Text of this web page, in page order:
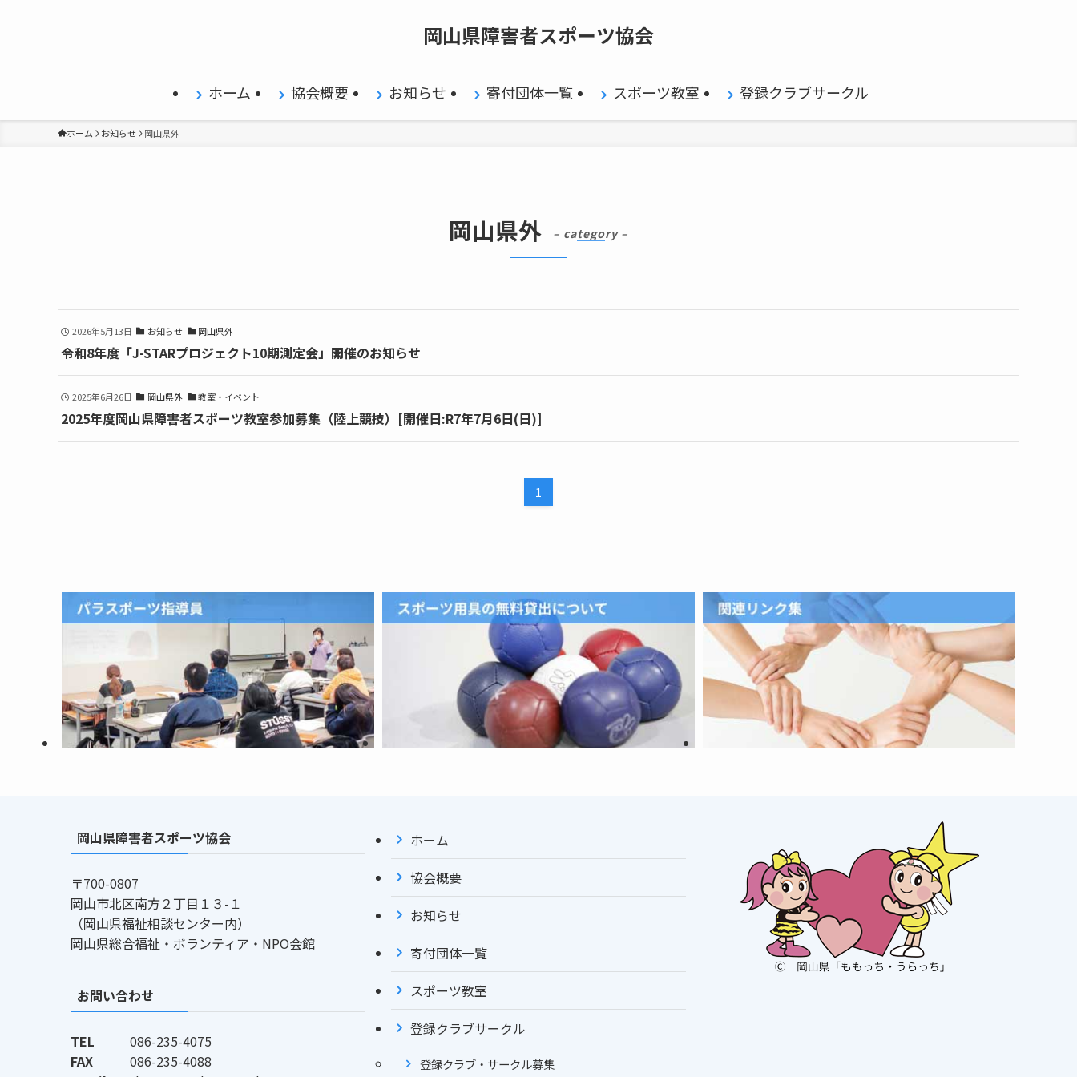
岡山県障害者スポーツ協会
ホーム 協会概要 お知らせ 寄付団体一覧 スポーツ教室 登録クラブサークル
ホーム お知らせ 岡山県外
岡山県外 – category –
2026年5月13日 お知らせ 岡山県外
令和8年度「J-STARプロジェクト10期測定会」開催のお知らせ
2025年6月26日 岡山県外 教室・イベント
2025年度岡山県障害者スポーツ教室参加募集（陸上競技）[開催日:R7年7月6日(日)]
1
岡山県障害者スポーツ協会
〒700-0807
岡山市北区南方２丁目１３-１
（岡山県福祉相談センター内）
岡山県総合福祉・ボランティア・NPO会館
お問い合わせ
TEL
086-235-4075
FAX
086-235-4088
ホーム
協会概要
お知らせ
寄付団体一覧
スポーツ教室
登録クラブサークル
登録クラブ・サークル募集